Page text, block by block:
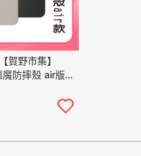
賀野市集】
防摔殼 air版
惡魔手機殼